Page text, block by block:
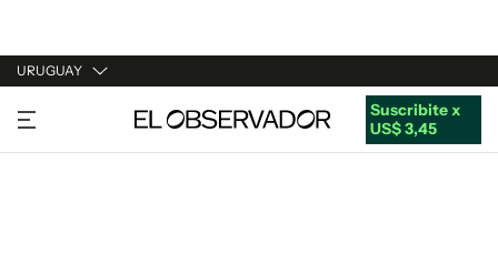
URUGUAY
URUGUAY
ARGENTINA
Suscribite x
US$ 3,45